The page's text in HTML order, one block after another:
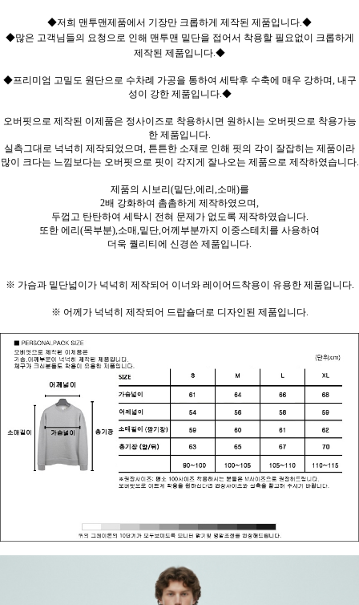
◆저희 맨투맨제품에서 기장만 크롭하게 제작된 제품입니다.◆
◆많은 고객님들의 요청으로 인해 맨투맨 밑단을 접어서 착용할 필요없이 크롭하게
제작된 제품입니다.◆
◆프리미엄 고밀도 원단으로 수차례 가공을 통하여 세탁후 수축에 매우 강하며, 내구
성이 강한 제품입니다.◆
오버핏으로 제작된 이제품은 정사이즈로 착용하시면 원하시는 오버핏으로 착용가능
한 제품입니다.
실측그대로 넉넉히 제작되었으며, 튼튼한 소재로 인해 핏의 각이 잘잡히는 제품이라
많이 크다는 느낌보다는 오버핏으로 핏이 각지게 잘나오는 제품으로 제작하였습니다.
제품의 시보리(밑단,에리,소매)를
2배 강화하여 촘촘하게 제작하였으며,
두껍고 탄탄하여 세탁시 전혀 문제가 없도록 제작하였습니다.
또한 에리(목부분),소매,밑단,어께부분까지 이중스테치를 사용하여
더욱 퀄리티에 신경쓴 제품입니다.
※ 가슴과 밑단넓이가 넉넉히 제작되어 이너와 레이어드착용이 유용한 제품입니다.
※ 어께가 넉넉히 제작되어 드랍숄더로 디자인된 제품입니다.